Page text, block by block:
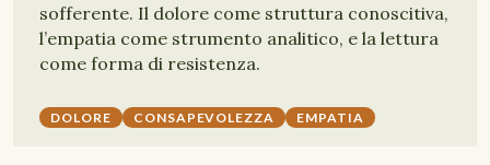
sofferente. Il dolore come struttura conoscitiva,
l’empatia come strumento analitico, e la lettura
come forma di resistenza.
DOLORE CONSAPEVOLEZZA EMPATIA